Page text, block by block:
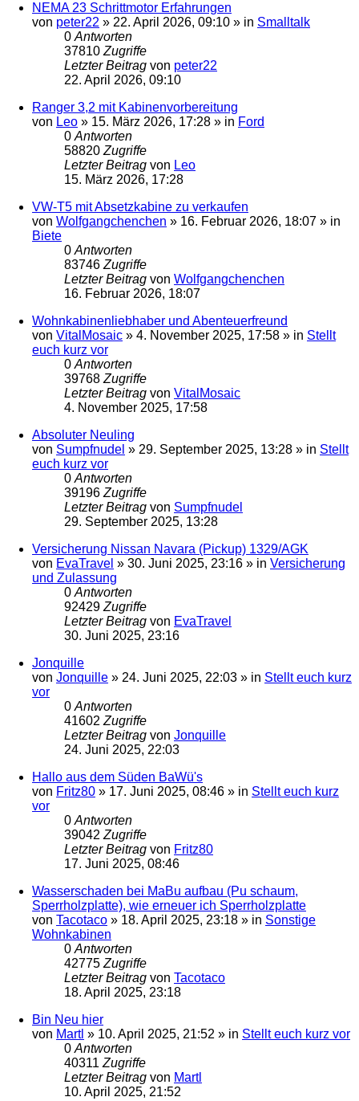
NEMA 23 Schrittmotor Erfahrungen
von peter22 » 22. April 2026, 09:10 » in Smalltalk
0 Antworten
37810 Zugriffe
Letzter Beitrag von peter22
22. April 2026, 09:10
Ranger 3,2 mit Kabinenvorbereitung
von Leo » 15. März 2026, 17:28 » in Ford
0 Antworten
58820 Zugriffe
Letzter Beitrag von Leo
15. März 2026, 17:28
VW-T5 mit Absetzkabine zu verkaufen
von Wolfgangchenchen » 16. Februar 2026, 18:07 » in
Biete
0 Antworten
83746 Zugriffe
Letzter Beitrag von Wolfgangchenchen
16. Februar 2026, 18:07
Wohnkabinenliebhaber und Abenteuerfreund
von VitalMosaic » 4. November 2025, 17:58 » in Stellt
euch kurz vor
0 Antworten
39768 Zugriffe
Letzter Beitrag von VitalMosaic
4. November 2025, 17:58
Absoluter Neuling
von Sumpfnudel » 29. September 2025, 13:28 » in Stellt
euch kurz vor
0 Antworten
39196 Zugriffe
Letzter Beitrag von Sumpfnudel
29. September 2025, 13:28
Versicherung Nissan Navara (Pickup) 1329/AGK
von EvaTravel » 30. Juni 2025, 23:16 » in Versicherung
und Zulassung
0 Antworten
92429 Zugriffe
Letzter Beitrag von EvaTravel
30. Juni 2025, 23:16
Jonquille
von Jonquille » 24. Juni 2025, 22:03 » in Stellt euch kurz
vor
0 Antworten
41602 Zugriffe
Letzter Beitrag von Jonquille
24. Juni 2025, 22:03
Hallo aus dem Süden BaWü's
von Fritz80 » 17. Juni 2025, 08:46 » in Stellt euch kurz
vor
0 Antworten
39042 Zugriffe
Letzter Beitrag von Fritz80
17. Juni 2025, 08:46
Wasserschaden bei MaBu aufbau (Pu schaum,
Sperrholzplatte), wie erneuer ich Sperrholzplatte
von Tacotaco » 18. April 2025, 23:18 » in Sonstige
Wohnkabinen
0 Antworten
42775 Zugriffe
Letzter Beitrag von Tacotaco
18. April 2025, 23:18
Bin Neu hier
von Martl » 10. April 2025, 21:52 » in Stellt euch kurz vor
0 Antworten
40311 Zugriffe
Letzter Beitrag von Martl
10. April 2025, 21:52